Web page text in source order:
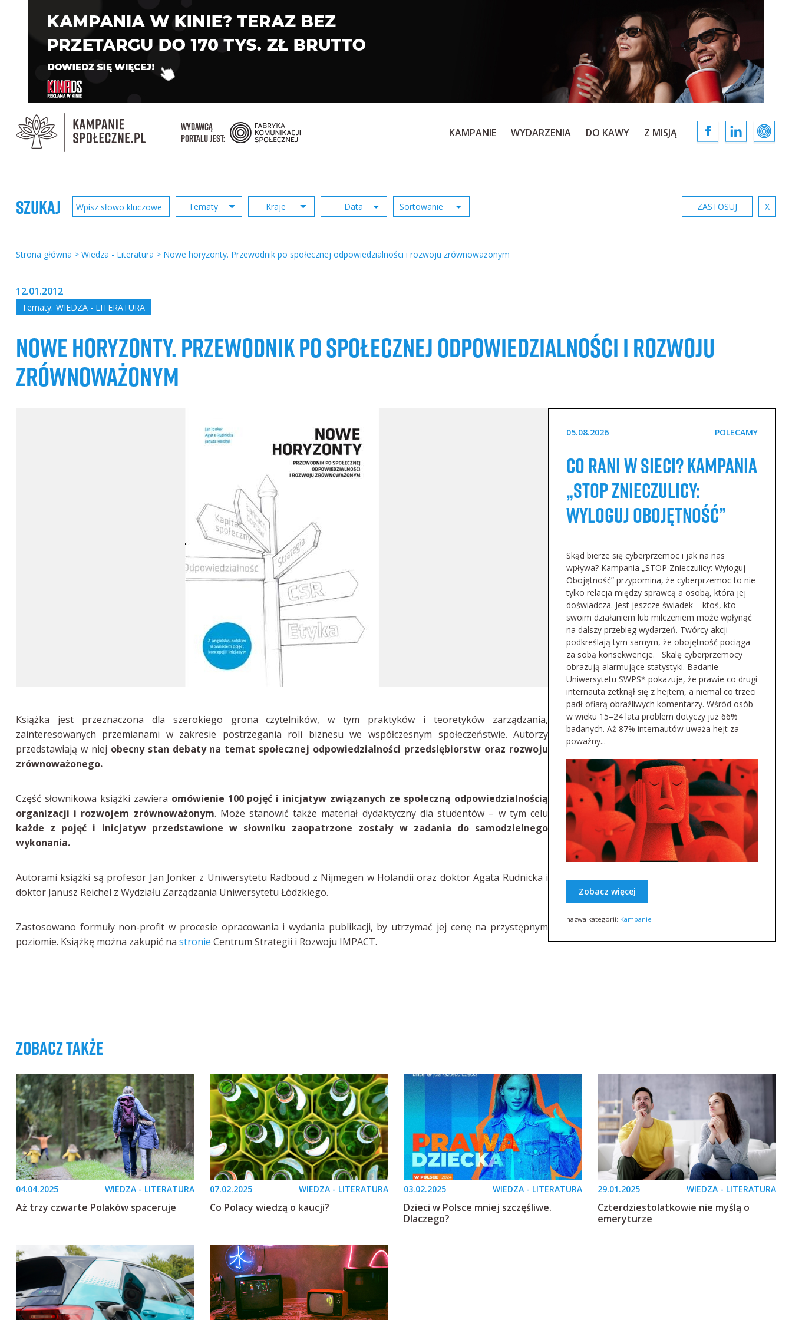
WYDAWCĄ
PORTALU JEST:
KAMPANIE WYDARZENIA DO KAWY Z MISJĄ
SZUKAJ Tematy Kraje ZASTOSUJ X
Strona główna > Wiedza - Literatura > Nowe horyzonty. Przewodnik po społecznej odpowiedzialności i rozwoju zrównoważonym
12.01.2012
Tematy: WIEDZA - LITERATURA
NOWE HORYZONTY. PRZEWODNIK PO SPOŁECZNEJ ODPOWIEDZIALNOŚCI I ROZWOJU
ZRÓWNOWAŻONYM
Książka jest przeznaczona dla szerokiego grona czytelników, w tym praktyków i teoretyków zarządzania,
zainteresowanych przemianami w zakresie postrzegania roli biznesu we współczesnym społeczeństwie. Autorzy
przedstawiają w niej obecny stan debaty na temat społecznej odpowiedzialności przedsiębiorstw oraz rozwoju
zrównoważonego.
Część słownikowa książki zawiera omówienie 100 pojęć i inicjatyw związanych ze społeczną odpowiedzialnością
organizacji i rozwojem zrównoważonym. Może stanowić także materiał dydaktyczny dla studentów – w tym celu
każde z pojęć i inicjatyw przedstawione w słowniku zaopatrzone zostały w zadania do samodzielnego
wykonania.
Autorami książki są profesor Jan Jonker z Uniwersytetu Radboud z Nijmegen w Holandii oraz doktor Agata Rudnicka i
doktor Janusz Reichel z Wydziału Zarządzania Uniwersytetu Łódzkiego.
Zastosowano formuły non-profit w procesie opracowania i wydania publikacji, by utrzymać jej cenę na przystępnym
poziomie. Książkę można zakupić na stronie Centrum Strategii i Rozwoju IMPACT.
05.08.2026 POLECAMY
Co rani w sieci? Kampania
„STOP Znieczulicy:
Wyloguj Obojętność”
Skąd bierze się cyberprzemoc i jak na nas
wpływa? Kampania „STOP Znieczulicy: Wyloguj
Obojętność” przypomina, że cyberprzemoc to nie
tylko relacja między sprawcą a osobą, która jej
doświadcza. Jest jeszcze świadek – ktoś, kto
swoim działaniem lub milczeniem może wpłynąć
na dalszy przebieg wydarzeń. Twórcy akcji
podkreślają tym samym, że obojętność pociąga
za sobą konsekwencje. Skalę cyberprzemocy
obrazują alarmujące statystyki. Badanie
Uniwersytetu SWPS* pokazuje, że prawie co drugi
internauta zetknął się z hejtem, a niemal co trzeci
padł ofiarą obraźliwych komentarzy. Wśród osób
w wieku 15–24 lata problem dotyczy już 66%
badanych. Aż 87% internautów uważa hejt za
poważny...
Zobacz więcej
nazwa kategorii: Kampanie
zobacz także
04.04.2025 WIEDZA - LITERATURA
Aż trzy czwarte Polaków spaceruje
07.02.2025 WIEDZA - LITERATURA
Co Polacy wiedzą o kaucji?
03.02.2025 WIEDZA - LITERATURA
Dzieci w Polsce mniej szczęśliwe.
Dlaczego?
29.01.2025 WIEDZA - LITERATURA
Czterdziestolatkowie nie myślą o
emeryturze